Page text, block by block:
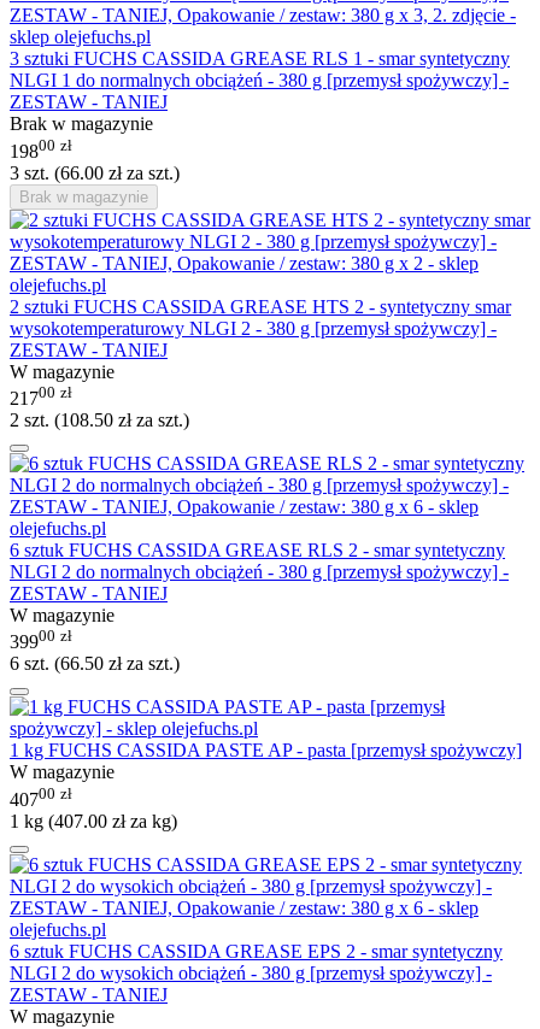
3 sztuki FUCHS CASSIDA GREASE RLS 1 - smar syntetyczny
NLGI 1 do normalnych obciążeń - 380 g [przemysł spożywczy] -
ZESTAW - TANIEJ
Brak w magazynie
19800 zł
3 szt. (66.00 złza szt.)
Brak w magazynie
2 sztuki FUCHS CASSIDA GREASE HTS 2 - syntetyczny smar
wysokotemperaturowy NLGI 2 - 380 g [przemysł spożywczy] -
ZESTAW - TANIEJ
W magazynie
21700 zł
2 szt. (108.50 złza szt.)
6 sztuk FUCHS CASSIDA GREASE RLS 2 - smar syntetyczny
NLGI 2 do normalnych obciążeń - 380 g [przemysł spożywczy] -
ZESTAW - TANIEJ
W magazynie
39900 zł
6 szt. (66.50 złza szt.)
1 kg FUCHS CASSIDA PASTE AP - pasta [przemysł spożywczy]
W magazynie
40700 zł
1 kg (407.00 złza kg)
6 sztuk FUCHS CASSIDA GREASE EPS 2 - smar syntetyczny
NLGI 2 do wysokich obciążeń - 380 g [przemysł spożywczy] -
ZESTAW - TANIEJ
W magazynie